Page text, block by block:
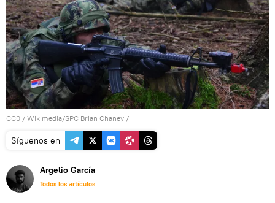
CC0 / Wikimedia/SPC Brian Chaney /
Síguenos en
Argelio García
Todos los artículos